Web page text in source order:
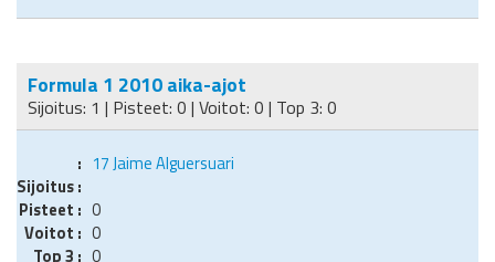
Formula 1 2010 aika-ajot
Sijoitus: 1 | Pisteet: 0 | Voitot: 0 | Top 3: 0
17Jaime Alguersuari
0
0
0